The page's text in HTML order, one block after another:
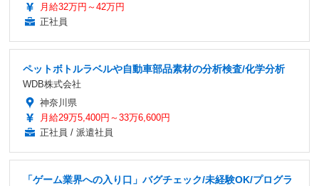
月給32万円～42万円
正社員
ペットボトルラベルや自動車部品素材の分析検査/化学分析
WDB株式会社
神奈川県
月給29万5,400円～33万6,600円
正社員 / 派遣社員
「ゲーム業界への入り口」バグチェック/未経験OK/プログラ